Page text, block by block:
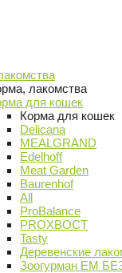
лакомства
для кошек
Корма для кошек
Delicana
MEALGRAND
Edelhoff
Meat Garden
Baurenhof
All
ProBalance
PROХВОСТ
Tasty
Деревенские
Зоогурман ЕМ